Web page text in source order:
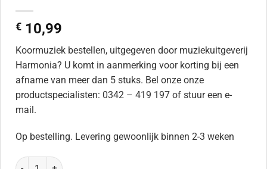
€ 10,99
Koormuziek bestellen, uitgegeven door muziekuitgeverij
Harmonia? U komt in aanmerking voor korting bij een
afname van meer dan 5 stuks. Bel onze onze
productspecialisten: 0342 – 419 197 of stuur een e-
mail.
Op bestelling. Levering gewoonlijk binnen 2-3 weken
Menuet aantal